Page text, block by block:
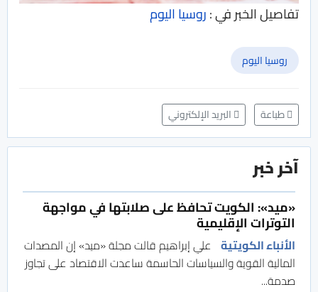
تفاصيل الخبر في :روسيا اليوم
روسيا اليوم
طباعة البريد الإلكتروني
آخر خبر
«ميد»: الكويت تحافظ على صلابتها في مواجهة
التوترات الإقليمية
الأنباء الكويتية علي إبراهيم قالت مجلة «ميد» إن المصدات
المالية القوية والسياسات الحاسمة ساعدت الاقتصاد على تجاوز
صدمة...